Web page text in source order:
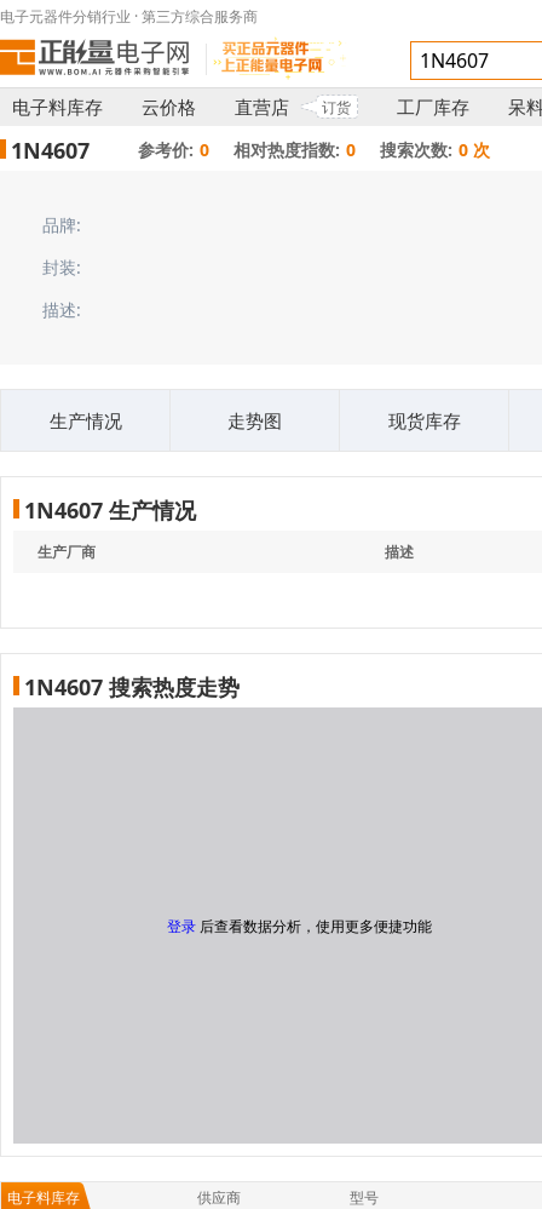
电子元器件分销行业 · 第三方综合服务商
电子料库存 云价格 直营店 订货 工厂库存 呆
1N4607 参考价: 0 相对热度指数: 0 搜索次数: 0 次
品牌:
封装:
描述:
生产情况 走势图 现货库存
1N4607 生产情况
生产厂商 描述
1N4607 搜索热度走势
登录 后查看数据分析，使用更多便捷功能
电子料库存 供应商
型号